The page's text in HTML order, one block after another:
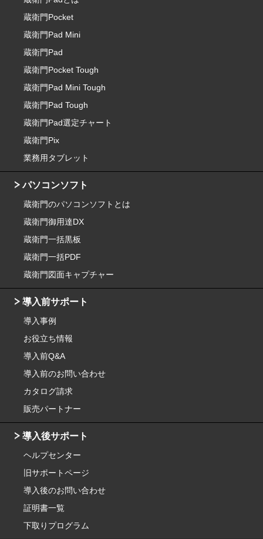
蔵衛門Pocket
蔵衛門Pad Mini
蔵衛門Pad
蔵衛門Pocket Tough
蔵衛門Pad Mini Tough
蔵衛門Pad Tough
蔵衛門Pad選定チャート
蔵衛門Pix
業務用タブレット
パソコンソフト
蔵衛門のパソコンソフトとは
蔵衛門御用達DX
蔵衛門一括黒板
蔵衛門一括PDF
蔵衛門図面キャプチャー
導入前サポート
導入事例
お役立ち情報
導入前Q&A
導入前のお問い合わせ
カタログ請求
販売パートナー
導入後サポート
ヘルプセンター
旧サポートページ
導入後のお問い合わせ
証明書一覧
下取りプログラム